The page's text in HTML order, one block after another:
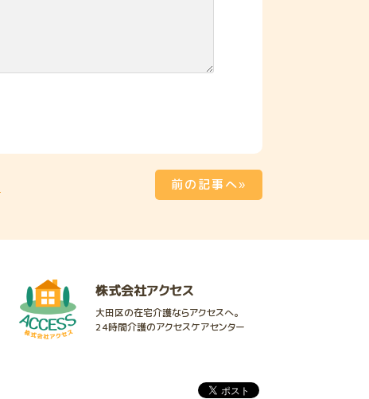
前の記事へ»
株式会社アクセス
大田区の在宅介護ならアクセスへ。
24時間介護のアクセスケアセンター